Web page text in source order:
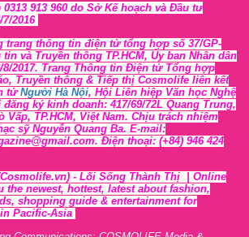
913 960 do Sở Kế hoạch và Đầu tư
7/2016
trang thông tin điện tử tổng hợp số 37/GP-
tin và Truyền thông TP.HCM, Ủy ban Nhân dân
8/2017. Trang Thông tin Điện tử Tổng hợp
Truyền thông & Tiếp thị Cosmolife liên kết
tử Người Hà Nội, Hội Liên hiệp Văn học Nghệ
ký kinh doanh: 417/69/72L Quang Trung,
Vấp, TP.HCM, Việt Nam. Chịu trách nhiệm
sỹ Nguyễn Quang Ba. E-mail:
Điện thoại: (+84) 946 424
- Lối Sống Thành Thị | Online
the newest, hottest, latest about fashion,
shopping guide & entertainment for
Pacific-Asia